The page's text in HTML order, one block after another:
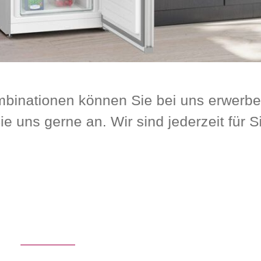
können Sie bei uns
uns gerne an. Wir sind jederzeit für